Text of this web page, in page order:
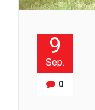
9
Sep.
0